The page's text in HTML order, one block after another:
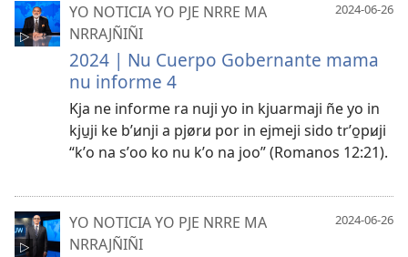
2024-06-26
YO NOTICIA YO PJE NRRE MA
NRRAJÑIÑI
2024 | Nu Cuerpo Gobernante mama
nu informe 4
Kja ne informe ra nuji yo in kjuarmaji ñe yo in
kju̱ji ke bʼꞹnji a pjørꞹ por in ejmeji sido trʼo̱pꞹji
“kʼo na sʼoo ko nu kʼo na joo” (Romanos 12:21).
2024-06-26
YO NOTICIA YO PJE NRRE MA
NRRAJÑIÑI